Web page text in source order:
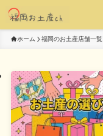
ホーム 福岡のお土産店舗一覧